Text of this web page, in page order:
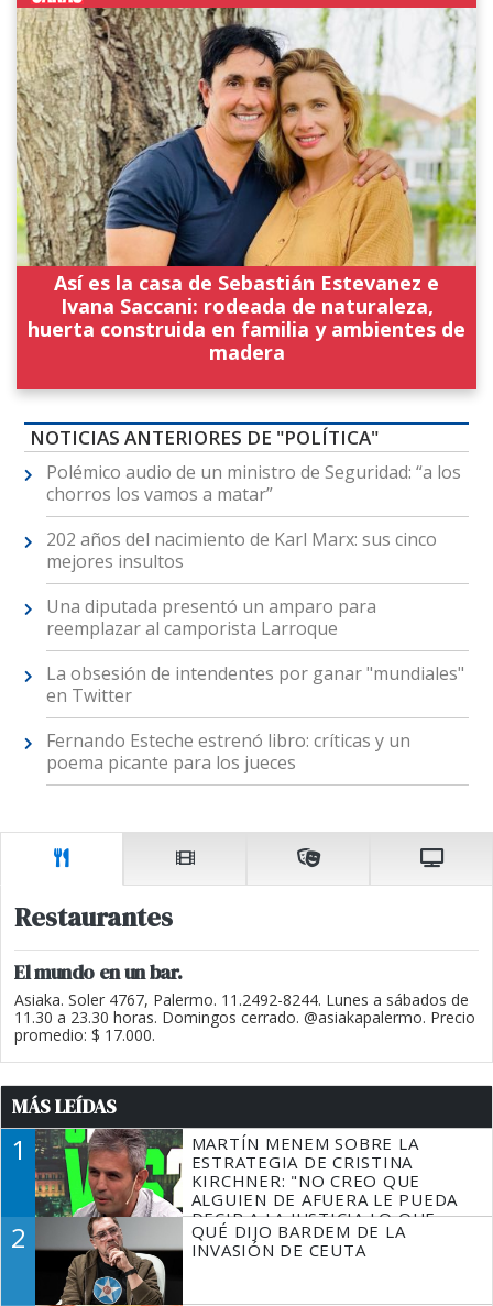
Así es la casa de Sebastián Estevanez e
Ivana Saccani: rodeada de naturaleza,
huerta construida en familia y ambientes de
madera
NOTICIAS ANTERIORES DE "POLÍTICA"
Polémico audio de un ministro de Seguridad: “a los
chorros los vamos a matar”
202 años del nacimiento de Karl Marx: sus cinco
mejores insultos
Una diputada presentó un amparo para
reemplazar al camporista Larroque
La obsesión de intendentes por ganar "mundiales"
en Twitter
Fernando Esteche estrenó libro: críticas y un
poema picante para los jueces
Restaurantes
El mundo en un bar.
Asiaka. Soler 4767, Palermo. 11.2492-8244. Lunes a sábados de
11.30 a 23.30 horas. Domingos cerrado. @asiakapalermo. Precio
promedio: $ 17.000.
MÁS LEÍDAS
1
MARTÍN MENEM SOBRE LA
ESTRATEGIA DE CRISTINA
KIRCHNER: "NO CREO QUE
ALGUIEN DE AFUERA LE PUEDA
DECIR A LA JUSTICIA LO QUE
TIENE QUE HACER"
2
QUÉ DIJO BARDEM DE LA
INVASIÓN DE CEUTA